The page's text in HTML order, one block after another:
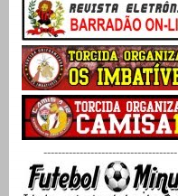
-------------------------------------